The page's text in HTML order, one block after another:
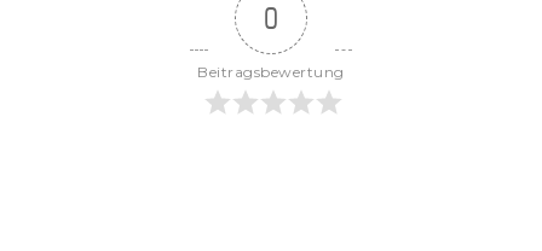
0
Beitragsbewertung